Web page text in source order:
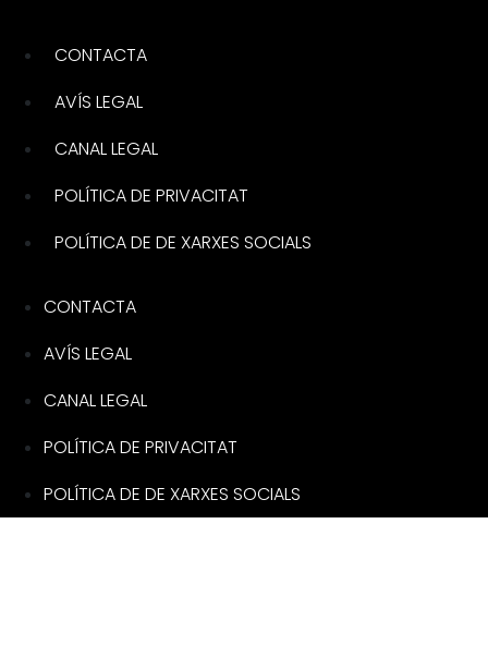
CONTACTA
AVÍS LEGAL
CANAL LEGAL
POLÍTICA DE PRIVACITAT
POLÍTICA DE DE XARXES SOCIALS
CONTACTA
AVÍS LEGAL
CANAL LEGAL
POLÍTICA DE PRIVACITAT
POLÍTICA DE DE XARXES SOCIALS